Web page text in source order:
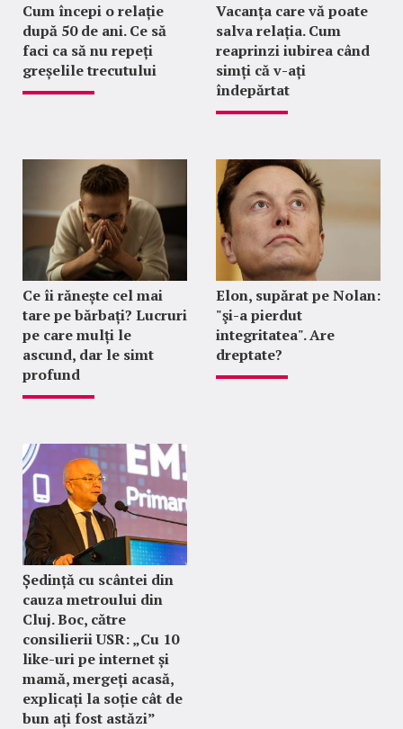
Cum începi o relație
după 50 de ani. Ce să
faci ca să nu repeți
greșelile trecutului
Vacanța care vă poate
salva relația. Cum
reaprinzi iubirea când
simți că v-ați
îndepărtat
Ce îi rănește cel mai
tare pe bărbați? Lucruri
pe care mulți le
ascund, dar le simt
profund
Elon, supărat pe Nolan:
"şi-a pierdut
integritatea". Are
dreptate?
Ședință cu scântei din
cauza metroului din
Cluj. Boc, către
consilierii USR: „Cu 10
like-uri pe internet și
mamă, mergeți acasă,
explicați la soție cât de
bun ați fost astăzi”